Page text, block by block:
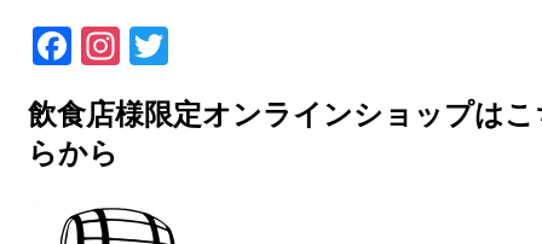
Facebook
Instagram
飲食店様限定オンラインショップはこ
らから